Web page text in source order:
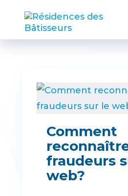
Comment
fraudeurs
web?